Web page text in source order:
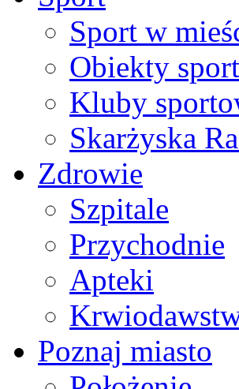
Sport w
Obiekty
Kluby
Skarżyska
Zdrowie
Szpitale
Przychodnie
Apteki
Poznaj miasto